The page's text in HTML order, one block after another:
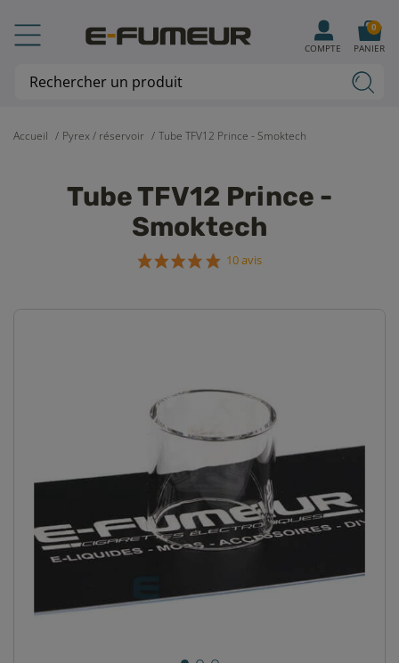
Accueil Pyrex / réservoir Tube TFV12 Prince - Smoktech
Tube TFV12 Prince -
Smoktech
10 avis
COMPTE PANIER
0